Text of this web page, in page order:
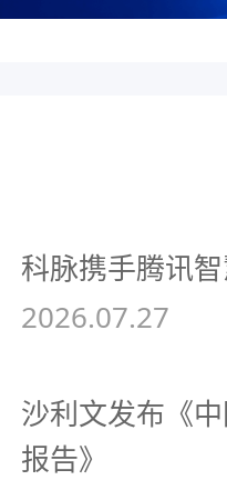
科脉携手腾讯
2026.07.27
沙利文发布《
报告》